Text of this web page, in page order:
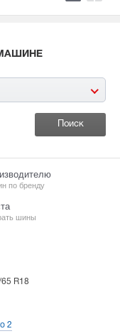
по бренду
шины
R18
2